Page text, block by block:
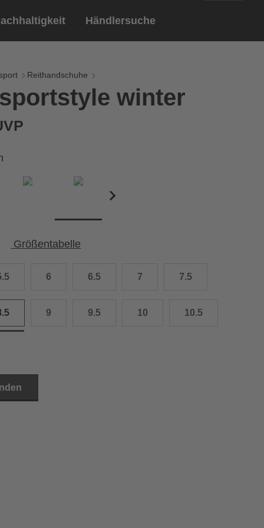
Händlersuche
Deutsch
Reithandschuhe
winter
Größentabelle
6 6.5 7 7.5
9 9.5 10 10.5
cm
cm
cm
cm